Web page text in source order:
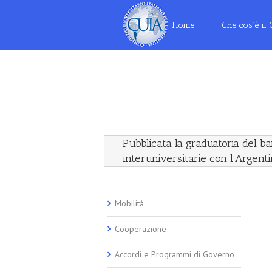
Home Che cos’è il
Pubblicata la graduatoria del
interuniversitarie con
Mobilità
Cooperazione
Accordi e Programmi di Governo